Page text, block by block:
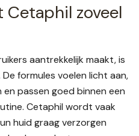
Cetaphil zoveel
aantrekkelijk maakt, is
formules voelen licht aan,
en passen goed binnen een
Cetaphil wordt vaak
huid graag verzorgen